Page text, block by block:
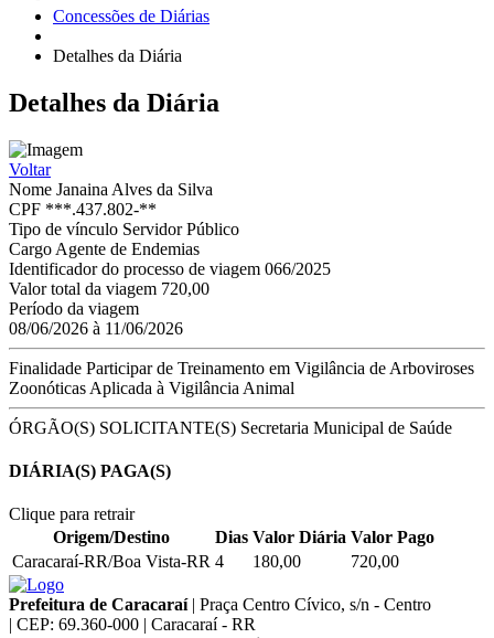
Concessões de Diárias
Detalhes da Diária
Detalhes da Diária
Voltar
Nome Janaina Alves da Silva
CPF ***.437.802-**
Tipo de vínculo Servidor Público
Cargo Agente de Endemias
Identificador do processo de viagem 066/2025
Valor total da viagem 720,00
Período da viagem
08/06/2026 à 11/06/2026
Finalidade Participar de Treinamento em Vigilância de Arboviroses
Zoonóticas Aplicada à Vigilância Animal
ÓRGÃO(S) SOLICITANTE(S) Secretaria Municipal de Saúde
DIÁRIA(S) PAGA(S)
Clique para retrair
Origem/Destino
Dias Valor Diária Valor Pago
Caracaraí-RR/Boa Vista-RR 4 180,00 720,00
Prefeitura de Caracaraí | Praça Centro Cívico, s/n - Centro
| CEP: 69.360-000 | Caracaraí - RR